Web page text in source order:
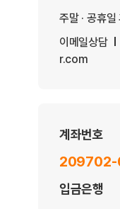
주말 · 공휴일
이메일상담
r.com
계좌번호
입금은행